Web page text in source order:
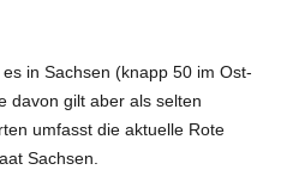
in Sachsen (knapp 50 im Ost-
davon gilt aber als selten
umfasst die aktuelle Rote
Sachsen.